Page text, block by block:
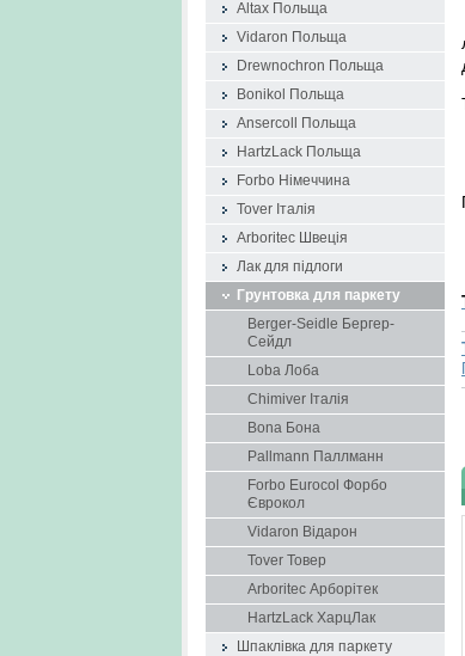
Altax Польща
Vidaron Польща
Drewnochron Польща
Bonikol Польща
Ansercoll Польща
HartzLack Польща
Forbo Німеччина
Tover Італія
Arboritec Швеція
Лак для підлоги
Грунтовка для паркету
Berger-Seidle Бергер-
Сейдл
Loba Лоба
Chimiver Італія
Bona Бона
Pallmann Паллманн
Forbo Eurocol Форбо
Єврокол
Vidaron Відарон
Tover Товер
Arboritec Арборітек
HartzLack ХарцЛак
Шпаклівка для паркету